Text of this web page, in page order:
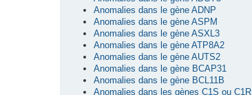
Anomalies dans le gène ADNP
Anomalies dans le gène ASPM
Anomalies dans le gène ASXL3
Anomalies dans le gène ATP8A2
Anomalies dans le gène AUTS2
Anomalies dans le gène BCAP31
Anomalies dans le gène BCL11B
Anomalies dans les gènes C1S ou C1R